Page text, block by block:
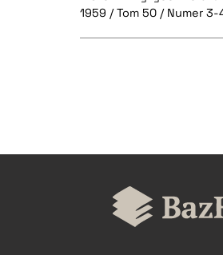
CZYSTY
1959 / Tom 50 / Numer